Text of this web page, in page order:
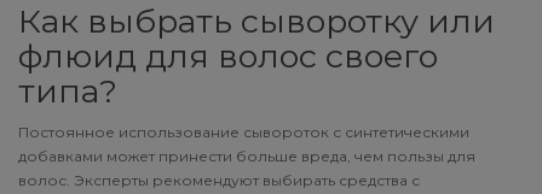
Как выбрать сыворотку или
флюид для волос своего
типа?
Постоянное использование сывороток с синтетическими
добавками может принести больше вреда, чем пользы для
волос. Эксперты рекомендуют выбирать средства с